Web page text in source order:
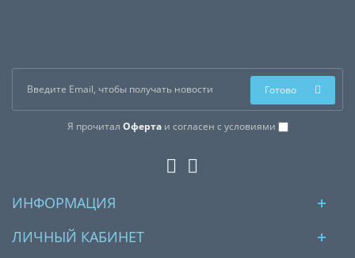
Я прочитал Офертаи согласен с условиями
Готово
ИНФОРМАЦИЯ
ЛИЧНЫЙ КАБИНЕТ